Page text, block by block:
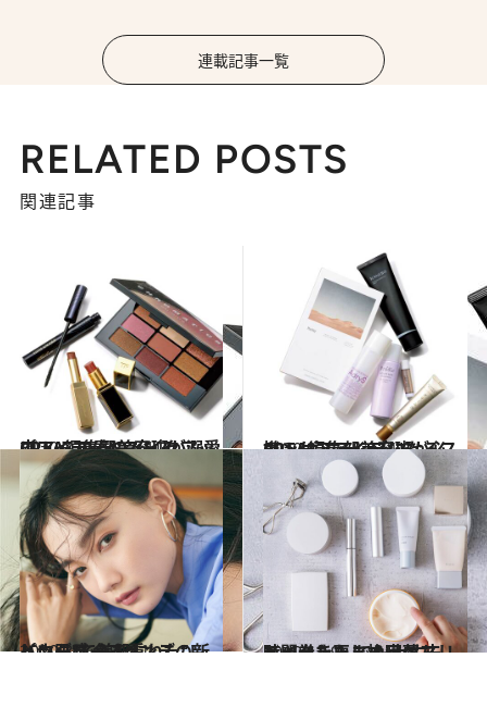
連載記事一覧
RELATED POSTS
関連記事
2020.3.25
CREA編集部美容班が溺愛中！ この春のメイクアップアイテムベスト４
ビューティ＆ヘルス 2020.3.22
CREA編集部美容班が必携！ ポジティブになるスキンケアアイテム6
ビューティ＆ヘルス
2020.3.8
パウダリーファンデの新しい肌感 色を重ねた“レイヤー”で美肌に
ビューティ＆ヘルス 2019.12.9
メイクしたまま寝落ちしちゃった！ でも大丈夫！ 時間巻き戻し挽回ケア
ビューティ＆ヘルス